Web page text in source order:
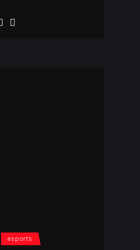
esports